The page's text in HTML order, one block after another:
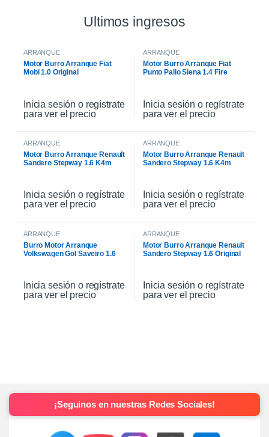
Ultimos ingresos
ARRANQUE
Motor Burro Arranque Fiat
Mobi 1.0 Original
Inicia sesión o regístrate
para ver el precio
ARRANQUE
Motor Burro Arranque Fiat
Punto Palio Siena 1.4 Fire
Inicia sesión o regístrate
para ver el precio
ARRANQUE
Motor Burro Arranque Renault
Sandero Stepway 1.6 K4m
Inicia sesión o regístrate
para ver el precio
ARRANQUE
Motor Burro Arranque Renault
Sandero Stepway 1.6 K4m
Inicia sesión o regístrate
para ver el precio
ARRANQUE
Burro Motor Arranque
Volkswagen Gol Saveiro 1.6
Inicia sesión o regístrate
para ver el precio
ARRANQUE
Motor Burro Arranque Renault
Sandero Stepway 1.6 Original
Inicia sesión o regístrate
para ver el precio
¡Seguinos en nuestras Redes Sociales!